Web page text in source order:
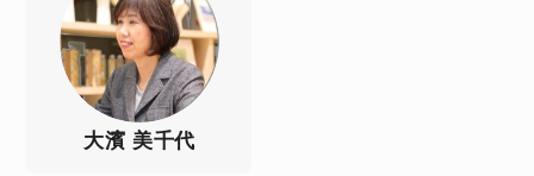
大濱 美千代